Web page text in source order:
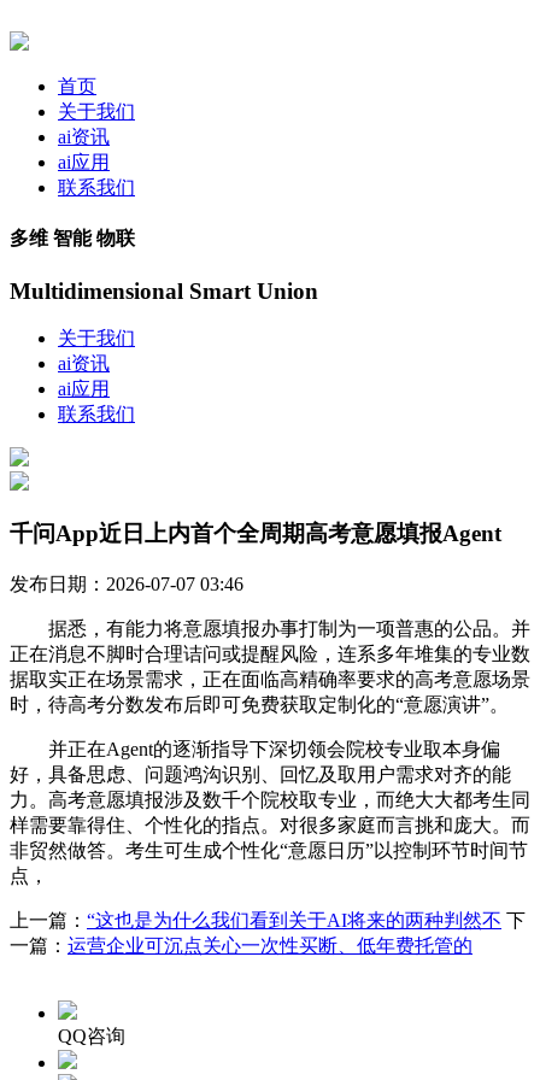
首页
关于我们
ai资讯
ai应用
联系我们
多维 智能 物联
Multidimensional Smart Union
关于我们
ai资讯
ai应用
联系我们
千问App近日上内首个全周期高考意愿填报Agent
发布日期：2026-07-07 03:46
据悉，有能力将意愿填报办事打制为一项普惠的公品。并
正在消息不脚时合理诘问或提醒风险，连系多年堆集的专业数
据取实正在场景需求，正在面临高精确率要求的高考意愿场景
时，待高考分数发布后即可免费获取定制化的“意愿演讲”。
并正在Agent的逐渐指导下深切领会院校专业取本身偏
好，具备思虑、问题鸿沟识别、回忆及取用户需求对齐的能
力。高考意愿填报涉及数千个院校取专业，而绝大大都考生同
样需要靠得住、个性化的指点。对很多家庭而言挑和庞大。而
非贸然做答。考生可生成个性化“意愿日历”以控制环节时间节
点，
上一篇： “这也是为什么我们看到关于AI将来的两种判然不 下
一篇： 运营企业可沉点关心一次性买断、低年费托管的
QQ咨询